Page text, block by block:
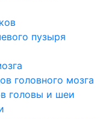
пузыря
головного мозга
головы и шеи